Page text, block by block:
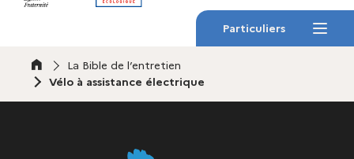
Particuliers
Menu
AccueilLa Bible de l’entretien
Vélo à assistance électrique